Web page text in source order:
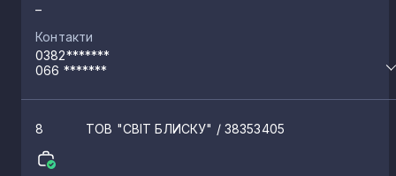
–
Контакти
0382*******
066 *******
8 ТОВ "СВІТ БЛИСКУ" / 38353405